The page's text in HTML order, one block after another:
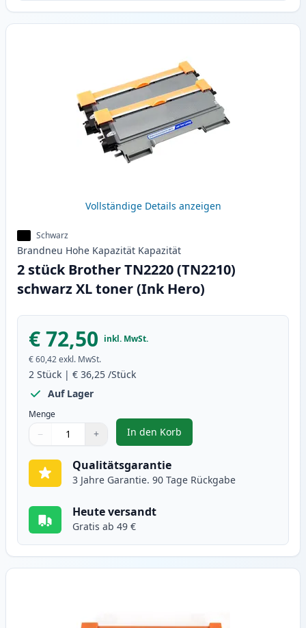
Vollständige Details anzeigen
Schwarz
Brandneu Hohe Kapazität Kapazität
2 stück Brother TN2220 (TN2210)
schwarz XL toner (Ink Hero)
€ 72,50 inkl. MwSt.
€ 60,42exkl. MwSt.
2 Stück | € 36,25 /Stück
Auf Lager
Menge
Verwenden Sie die Tasten, um anzupassen
− +
1
In den Korb
, 2 stück Brother TN2220
Qualitätsgarantie
3 Jahre Garantie. 90 Tage Rückgabe
Heute versandt
Gratis ab 49 €